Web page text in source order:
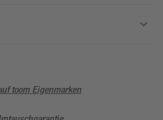
toom Eigenmarken